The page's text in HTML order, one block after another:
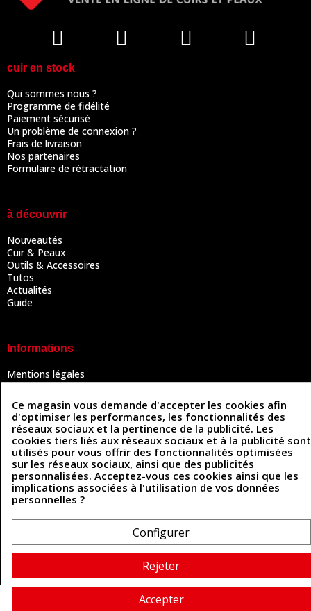
cuir en stock
Qui sommes nous ?
Programme de fidélité
Paiement sécurisé
Un problème de connexion ?
Frais de livraison
Nos partenaires
Formulaire de rétractation
à découvrir
Nouveautés
Cuir & Peaux
Outils & Accessoires
Tutos
Actualités
Guide
Informations
Mentions légales
Conditions Générales de Vente
Politique de confidentialité
Politique des cookies
Contactez-nous
Coordonnées
493 Chemin de Catougnac
81300 Graulhet
contact@cuirenstock.com
Cuirenstock © 2026 - Une création Quatrys 💙
Ce magasin vous demande d'accepter les cookies afin
d'optimiser les performances, les fonctionnalités des
réseaux sociaux et la pertinence de la publicité. Les
cookies tiers liés aux réseaux sociaux et à la publicité sont
utilisés pour vous offrir des fonctionnalités optimisées
sur les réseaux sociaux, ainsi que des publicités
personnalisées. Acceptez-vous ces cookies ainsi que les
implications associées à l'utilisation de vos données
personnelles ?
Configurer
Rejeter
Accepter